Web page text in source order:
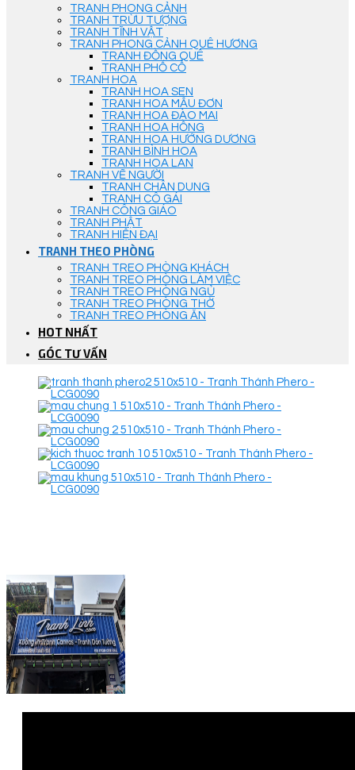
TRANH PHONG CẢNH
TRANH TRỪU TƯỢNG
TRANH TĨNH VẬT
TRANH PHONG CẢNH QUÊ HƯƠNG
TRANH ĐỒNG QUÊ
TRANH PHỐ CỔ
TRANH HOA
TRANH HOA SEN
TRANH HOA MẪU ĐƠN
TRANH HOA ĐÀO MAI
TRANH HOA HỒNG
TRANH HOA HƯỚNG DƯƠNG
TRANH BÌNH HOA
TRANH HOA LAN
TRANH VẼ NGƯỜI
TRANH CHÂN DUNG
TRANH CÔ GÁI
TRANH CÔNG GIÁO
TRANH PHẬT
TRANH HIỆN ĐẠI
TRANH THEO PHÒNG
TRANH TREO PHÒNG KHÁCH
TRANH TREO PHÒNG LÀM VIỆC
TRANH TREO PHÒNG NGỦ
TRANH TREO PHÒNG THỜ
TRANH TREO PHÒNG ĂN
HOT NHẤT
GÓC TƯ VẤN